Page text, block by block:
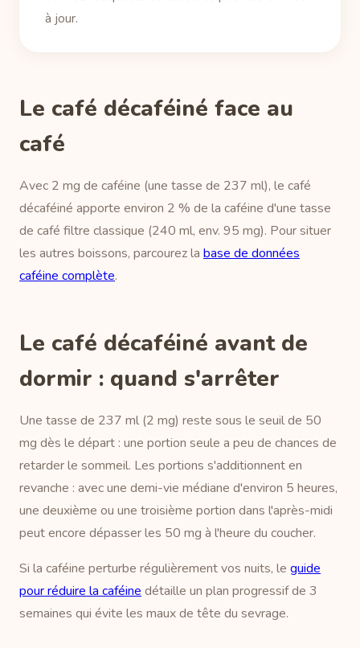
à jour.
Le café décaféiné face au
café
Avec 2 mg de caféine (une tasse de 237 ml), le café
décaféiné apporte environ 2 % de la caféine d'une tasse
de café filtre classique (240 ml, env. 95 mg). Pour situer
les autres boissons, parcourez la base de données
caféine complète.
Le café décaféiné avant de
dormir : quand s'arrêter
Une tasse de 237 ml (2 mg) reste sous le seuil de 50
mg dès le départ : une portion seule a peu de chances de
retarder le sommeil. Les portions s'additionnent en
revanche : avec une demi-vie médiane d'environ 5 heures,
une deuxième ou une troisième portion dans l'après-midi
peut encore dépasser les 50 mg à l'heure du coucher.
Si la caféine perturbe régulièrement vos nuits, le guide
pour réduire la caféine détaille un plan progressif de 3
semaines qui évite les maux de tête du sevrage.